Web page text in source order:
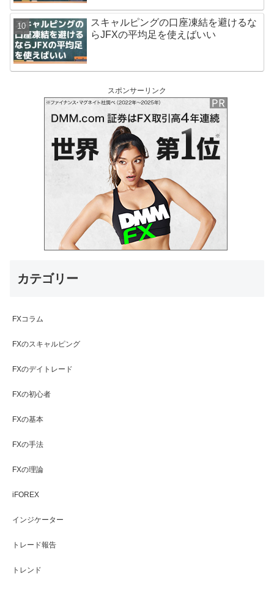
スキャルピングの口座凍結を避けるな
らJFXの平均足を使えばいい
スポンサーリンク
カテゴリー
FXコラム
FXのスキャルピング
FXのデイトレード
FXの初心者
FXの基本
FXの手法
FXの理論
iFOREX
インジケーター
トレード報告
トレンド